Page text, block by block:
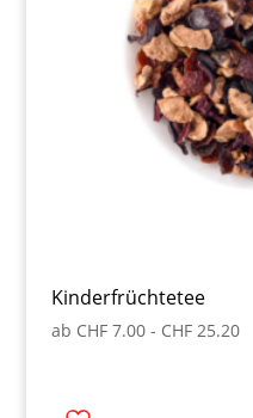
Kinderfrüchtetee
ab CHF7.00- CHF25.20